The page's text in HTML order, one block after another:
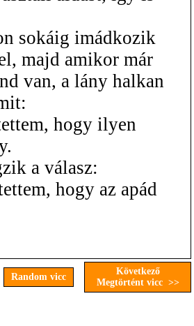
sokáig imádkozik
majd amikor már
van, a lány halkan
hogy ilyen
a válasz:
hogy az apád
Random vicc
Következő
Megtörtént vicc >>